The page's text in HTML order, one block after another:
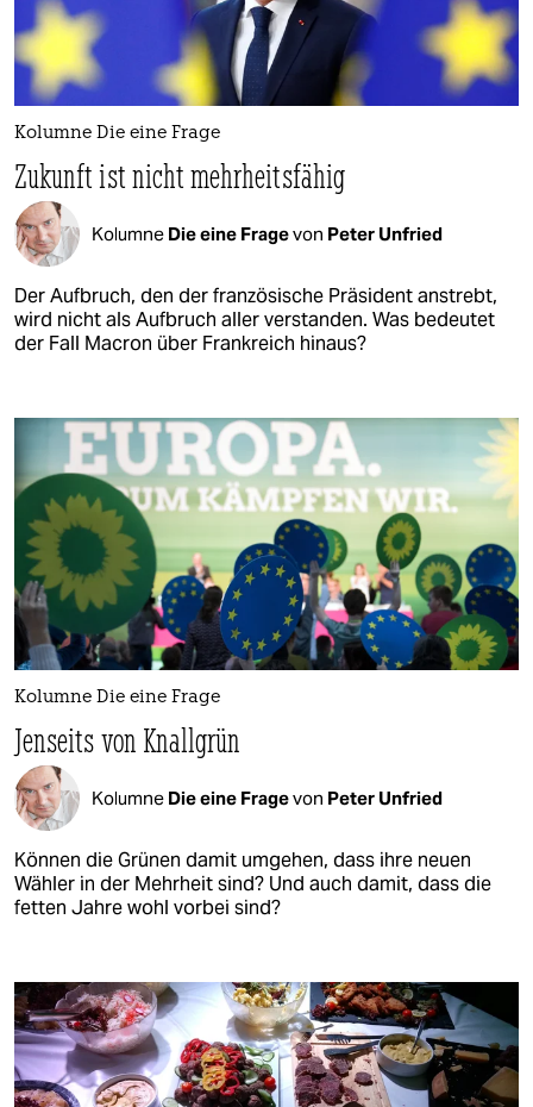
Kolumne Die eine Frage
Zukunft ist nicht mehrheitsfähig
Kolumne Die eine Fragevon Peter Unfried
Der Aufbruch, den der französische Präsident anstrebt,
wird nicht als Aufbruch aller verstanden. Was bedeutet
der Fall Macron über Frankreich hinaus?
Kolumne Die eine Frage
Jenseits von Knallgrün
Kolumne Die eine Fragevon Peter Unfried
Können die Grünen damit umgehen, dass ihre neuen
Wähler in der Mehrheit sind? Und auch damit, dass die
fetten Jahre wohl vorbei sind?